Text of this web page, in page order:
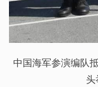
中国海军参演编队